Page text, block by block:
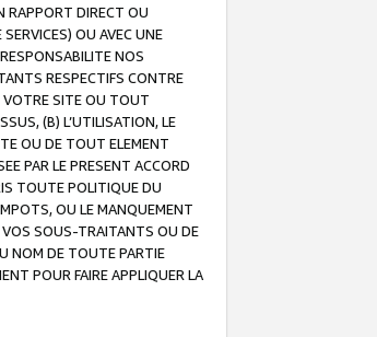
RAPPORT DIRECT OU
OU AVEC UNE
NOS
RESPECTIFS CONTRE
VOTRE SITE OU TOUT
(B) L’UTILISATION, LE
OU DE TOUT ELEMENT
PAR LE PRESENT ACCORD
TOUTE POLITIQUE DU
OU LE MANQUEMENT
VOS SOUS-TRAITANTS OU DE
NOM DE TOUTE PARTIE
POUR FAIRE APPLIQUER LA